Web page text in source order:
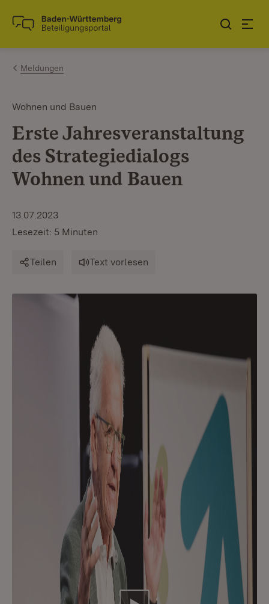
Zum Inhalt springen
Link zur Startseite
Meldungen
Wohnen und Bauen
Erste Jahresveranstaltung
des Strategiedialogs
Wohnen und Bauen
13.07.2023
Lesezeit: 5 Minuten
Teilen Text vorlesen